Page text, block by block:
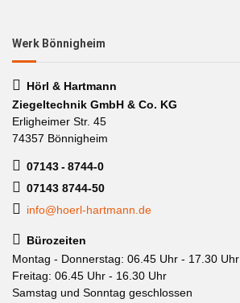
Werk Bönnigheim
Hörl & Hartmann
Ziegeltechnik GmbH & Co. KG
Erligheimer Str. 45
74357 Bönnigheim
07143 - 8744-0
07143 8744-50
info@hoerl-hartmann.de
Bürozeiten
Montag - Donnerstag: 06.45 Uhr - 17.30 Uhr
Freitag: 06.45 Uhr - 16.30 Uhr
Samstag und Sonntag geschlossen